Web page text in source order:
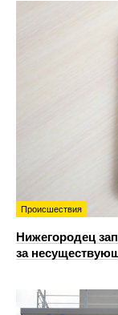
Происшествия
Нижегородец
за